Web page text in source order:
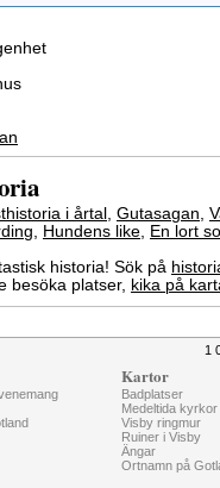
i årtal , Gutasagan,
, Hundens like, En lort
historia! Sök på
besöka platser, kika på
1
Kartor
Badplatser
Medeltida kyrkor
Visby ringmur
Ruiner i Visby
Ängar
Ortnamn på